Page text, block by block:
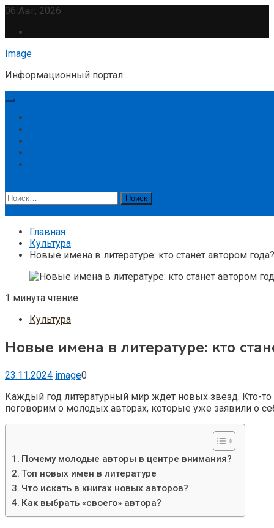
Перейти
содержимому
06 Авг, 2026
Image
Информационный портал
Найти:
Главная
Культура
Новые имена в литературе: кто станет автором года?
1 минута чтение
Культура
Новые имена в литературе: кто
23.11.2024 image0
Каждый год литературный мир ждет новых звезд. Кто-то
поговорим о молодых авторах, которые уже заявили о
Почему молодые авторы в центре внимания?
Топ новых имен в литературе
Что искать в книгах новых авторов?
Как выбрать «своего» автора?